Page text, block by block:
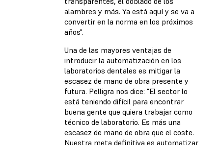
alambres y más. Ya está aquí y se va a
convertir en la norma en los próximos
años".
Una de las mayores ventajas de
introducir la automatización en los
laboratorios dentales es mitigar la
escasez de mano de obra presente y
futura. Pelligra nos dice: "El sector lo
está teniendo difícil para encontrar
buena gente que quiera trabajar como
técnico de laboratorio. Es más una
escasez de mano de obra que el coste.
Nuestra meta definitiva es automatizar